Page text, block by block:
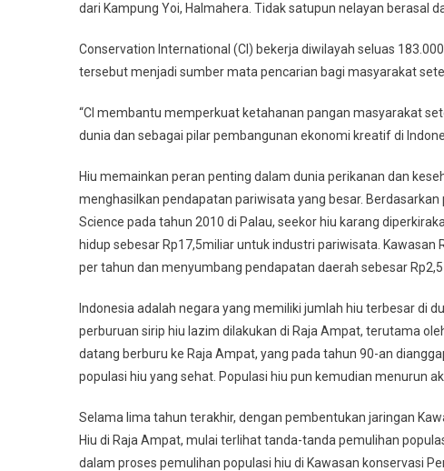
dari Kampung Yoi, Halmahera. Tidak satupun nelayan berasal
Conservation International (CI) bekerja diwilayah seluas
tersebut menjadi sumber mata pencarian bagi masyarakat
“CI membantu memperkuat ketahanan pangan masyarakat
dunia dan sebagai pilar pembangunan ekonomi kreatif di
Hiu memainkan peran penting dalam dunia perikanan dan
menghasilkan pendapatan pariwisata yang besar.
Science pada tahun 2010 di Palau, seekor hiu karang
hidup sebesar Rp17,5miliar untuk industri pariwisata.
per tahun dan menyumbang pendapatan daerah sebesar
Indonesia adalah negara yang memiliki jumlah hiu terbesar di
perburuan sirip hiu lazim dilakukan di Raja Ampat, terutama
datang berburu ke Raja Ampat, yang pada tahun 90-an
populasi hiu yang sehat. Populasi hiu pun kemudian menurun
Selama lima tahun terakhir, dengan pembentukan jaringan
Hiu di Raja Ampat, mulai terlihat tanda-tanda pemulihan
dalam proses pemulihan populasi hiu di Kawasan konservasi